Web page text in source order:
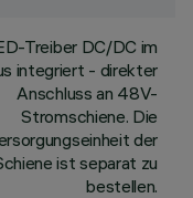
Treiber DC/DC im
integriert - direkter
Anschluss an 48V-
Stromschiene. Die
der
ist separat zu
bestellen.